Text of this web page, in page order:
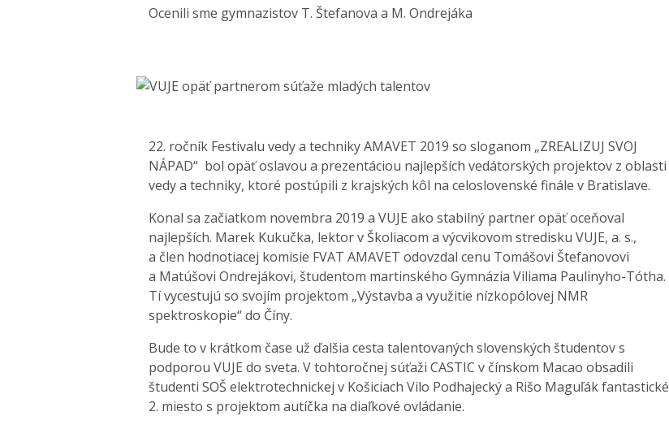
Ocenili sme gymnazistov T. Štefanova a M. Ondrejáka
22. ročník Festivalu vedy a techniky AMAVET 2019 so sloganom „ZREALIZUJ SVOJ
NÁPAD“ bol opäť oslavou a prezentáciou najlepších vedátorských projektov z oblasti
vedy a techniky, ktoré postúpili z krajských kôl na celoslovenské finále v Bratislave.
Konal sa začiatkom novembra 2019 a VUJE ako stabilný partner opäť oceňoval
najlepších. Marek Kukučka, lektor v Školiacom a výcvikovom stredisku VUJE, a. s.,
a člen hodnotiacej komisie FVAT AMAVET odovzdal cenu Tomášovi Štefanovovi
a Matúšovi Ondrejákovi, študentom martinského Gymnázia Viliama Paulinyho-Tótha.
Tí vycestujú so svojím projektom „Výstavba a využitie nízkopólovej NMR
spektroskopie“ do Číny.
Bude to v krátkom čase už ďalšia cesta talentovaných slovenských študentov s
podporou VUJE do sveta. V tohtoročnej súťaži CASTIC v čínskom Macao obsadili
študenti SOŠ elektrotechnickej v Košiciach Vilo Podhajecký a Rišo Maguľák fantastické
2. miesto s projektom autíčka na diaľkové ovládanie.